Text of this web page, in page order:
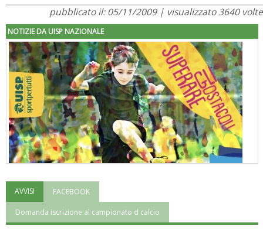
pubblicato il: 05/11/2009 | visualizzato 3640 volte
NOTIZIE DA UISP NAZIONALE
"Superare gli ostacoli": la relazione di Tiziano Pesce al CN Uisp
AVVISI FACEBOOK
Domanda iscrizione al campionato d calcio